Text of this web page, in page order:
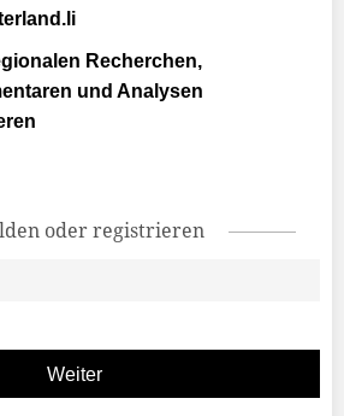
Recherchen,
und Analysen
oder registrieren